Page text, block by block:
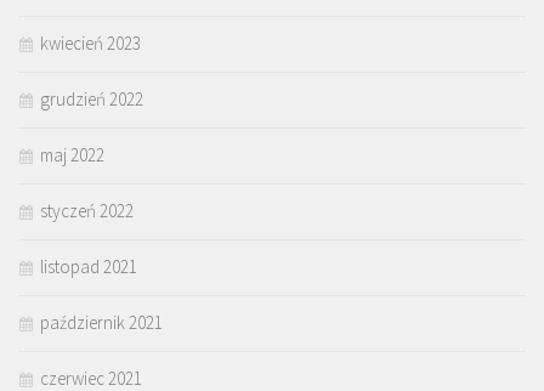
kwiecień 2023
grudzień 2022
maj 2022
styczeń 2022
listopad 2021
październik 2021
czerwiec 2021